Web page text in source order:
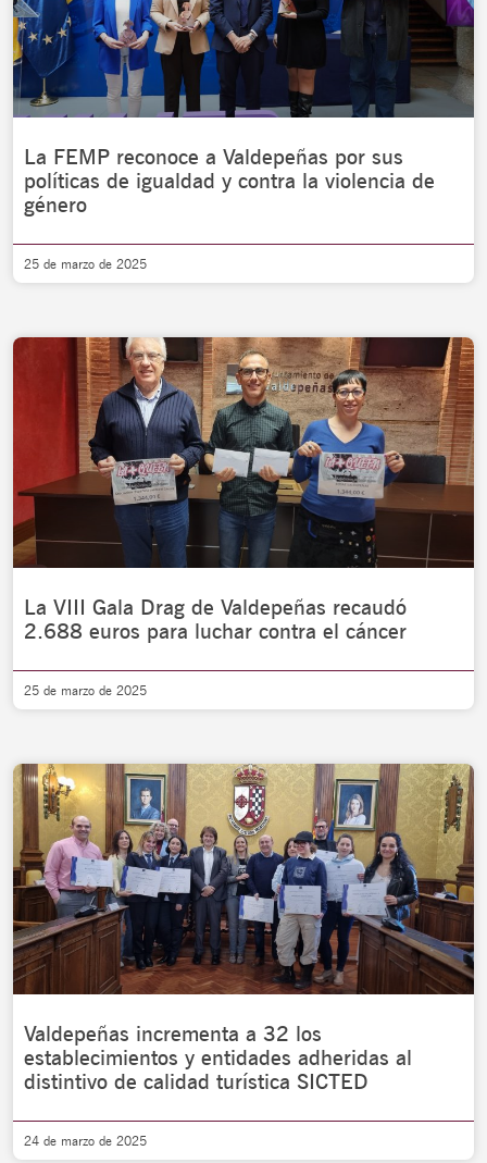
La FEMP reconoce a Valdepeñas por sus
políticas de igualdad y contra la violencia de
género
25 de marzo de 2025
La VIII Gala Drag de Valdepeñas recaudó
2.688 euros para luchar contra el cáncer
25 de marzo de 2025
Valdepeñas incrementa a 32 los
establecimientos y entidades adheridas al
distintivo de calidad turística SICTED
24 de marzo de 2025